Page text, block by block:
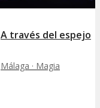
A través del espejo
Málaga · Magia